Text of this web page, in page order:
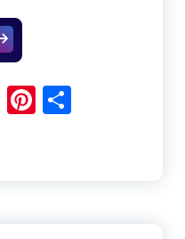
Aluminium Murah
WhatsApp
Pinterest